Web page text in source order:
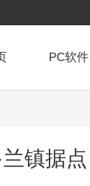
PC软件
镇据点